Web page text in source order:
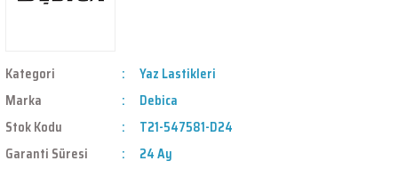
Kategori
Yaz Lastikleri
Marka
Debica
Stok Kodu
T21-547581-D24
Garanti Süresi
24 Ay